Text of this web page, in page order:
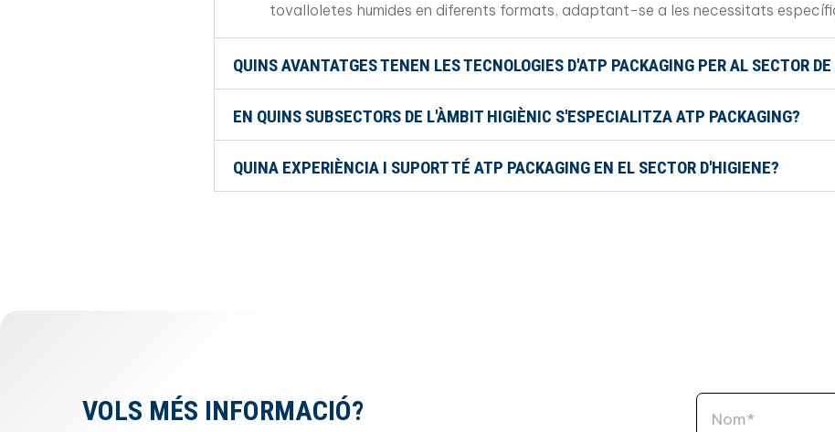
tovalloletes humides en diferents formats, adaptant-se a les necessitats
QUINS AVANTATGES TENEN LES TECNOLOGIES D'ATP PACKAGING PER AL SECTOR
EN QUINS SUBSECTORS DE L'ÀMBIT HIGIÈNIC S'ESPECIALITZA ATP PACKAGING?
QUINA EXPERIÈNCIA I SUPORT TÉ ATP PACKAGING EN EL SECTOR D'HIGIENE?
VOLS MÉS INFORMACIÓ?